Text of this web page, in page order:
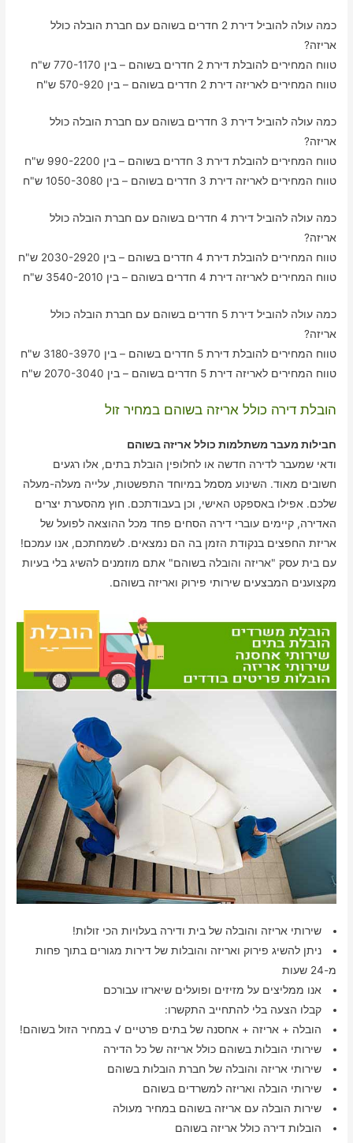
כמה עולה להוביל דירת 2 חדרים בשוהם עם חברת הובלה כולל
אריזה?
טווח המחירים להובלת דירת 2 חדרים בשוהם – בין 770-1170 ש"ח
טווח המחירים לאריזה דירת 2 חדרים בשוהם – בין 570-920 ש"ח
כמה עולה להוביל דירת 3 חדרים בשוהם עם חברת הובלה כולל
אריזה?
טווח המחירים להובלת דירת 3 חדרים בשוהם – בין 990-2200 ש"ח
טווח המחירים לאריזה דירת 3 חדרים בשוהם – בין 1050-3080 ש"ח
כמה עולה להוביל דירת 4 חדרים בשוהם עם חברת הובלה כולל
אריזה?
טווח המחירים להובלת דירת 4 חדרים בשוהם – בין 2030-2920 ש"ח
טווח המחירים לאריזה דירת 4 חדרים בשוהם – בין 3540-2010 ש"ח
כמה עולה להוביל דירת 5 חדרים בשוהם עם חברת הובלה כולל
אריזה?
טווח המחירים להובלת דירת 5 חדרים בשוהם – בין 3180-3970 ש"ח
טווח המחירים לאריזה דירת 5 חדרים בשוהם – בין 2070-3040 ש"ח
הובלת דירה כולל אריזה בשוהם במחיר זול
חבילות מעבר משתלמות כולל אריזה בשוהם
ודאי שמעבר לדירה חדשה או לחלופין הובלת בתים, אלו רגעים
חשובים מאוד. השינוע מסמל במיוחד התפשטות, עלייה מעלה-מעלה
שלכם. אפילו באספקט האישי, וכן בעבודתכם. חוץ מהסערת יצרים
האדירה, קיימים עוברי דירה הסחים פחד מכל ההוצאה לפועל של
אריזת החפצים בנקודת הזמן בה הם נמצאים. לשמחתכם, אנו עמכם!
עם בית עסק "אריזה והובלה בשוהם" אתם מוזמנים להשיג בלי בעיות
מקצוענים המבצעים שירותי פירוק ואריזה בשוהם.
שירותי אריזה והובלה של בית ודירה בעלויות הכי זולות!
ניתן להשיג פירוק ואריזה והובלות של דירות מגורים בתוך פחות
מ-24 שעות
אנו ממליצים על מזיזים ופועלים שיארזו עבורכם
קבלו הצעה בלי להתחייב התקשרו:
הובלה + אריזה + אחסנה של בתים פרטיים √ במחיר הזול בשוהם!
שירותי הובלות בשוהם כולל אריזה של כל הדירה
שירותי אריזה והובלה של חברת הובלות בשוהם
שירותי הובלה ואריזה למשרדים בשוהם
שירות הובלה עם אריזה בשוהם במחיר מעולה
הובלות דירה כולל אריזה בשוהם